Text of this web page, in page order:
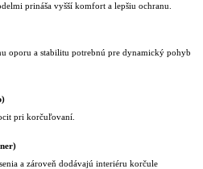
prináša vyšší komfort a lepšiu ochranu.
oporu a stabilitu potrebnú pre dynamický pohyb
pri korčuľovaní.
a zároveň dodávajú interiéru korčule